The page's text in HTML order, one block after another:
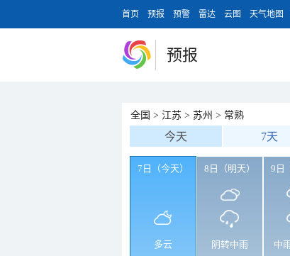
首页 预报 预警 雷达 云图 天气地图
预报
全国 > 江苏 > 苏州 > 常熟
今天 7天
7日（今天）
多云
8日（明天）
阴转中雨
9日
中